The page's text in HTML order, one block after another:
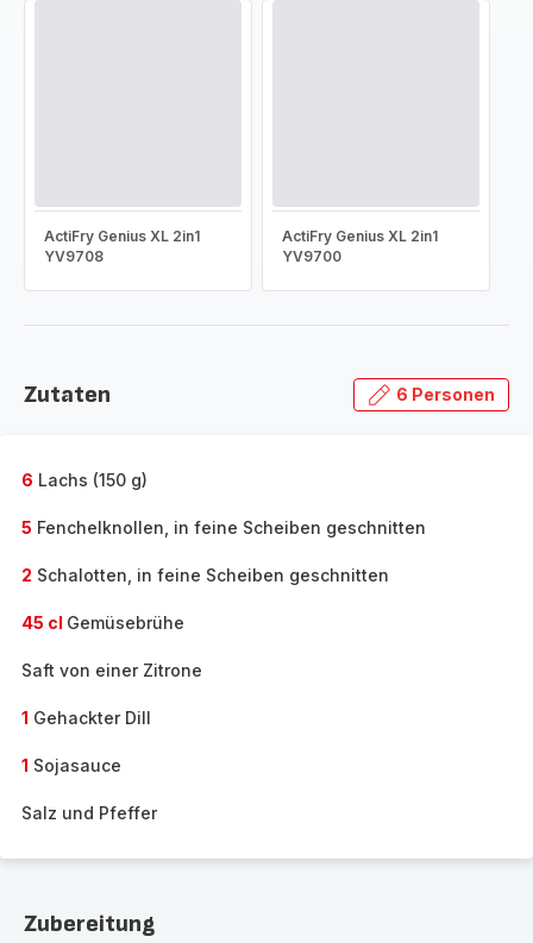
ActiFry Genius XL 2in1
YV9708
ActiFry Genius XL 2in1
YV9700
Zutaten 6 Personen
6 Lachs (150 g)
5 Fenchelknollen, in feine Scheiben geschnitten
2 Schalotten, in feine Scheiben geschnitten
45 cl Gemüsebrühe
Saft von einer Zitrone
1 Gehackter Dill
1 Sojasauce
Salz und Pfeffer
Zubereitung